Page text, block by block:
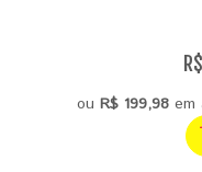
ou R$ 199,98em